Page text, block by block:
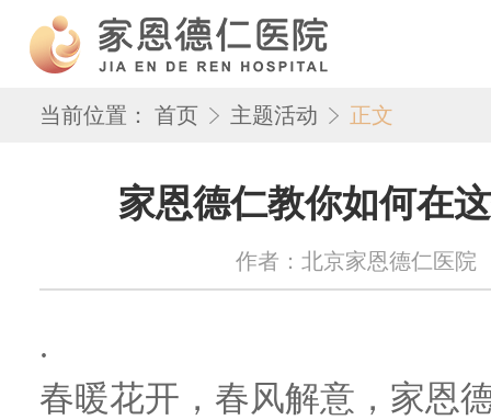
当前位置： 首页 主题活动 正文
家恩德仁教你如何在
作者：北京家恩德仁医院
.
春暖花开，春风解意，家恩